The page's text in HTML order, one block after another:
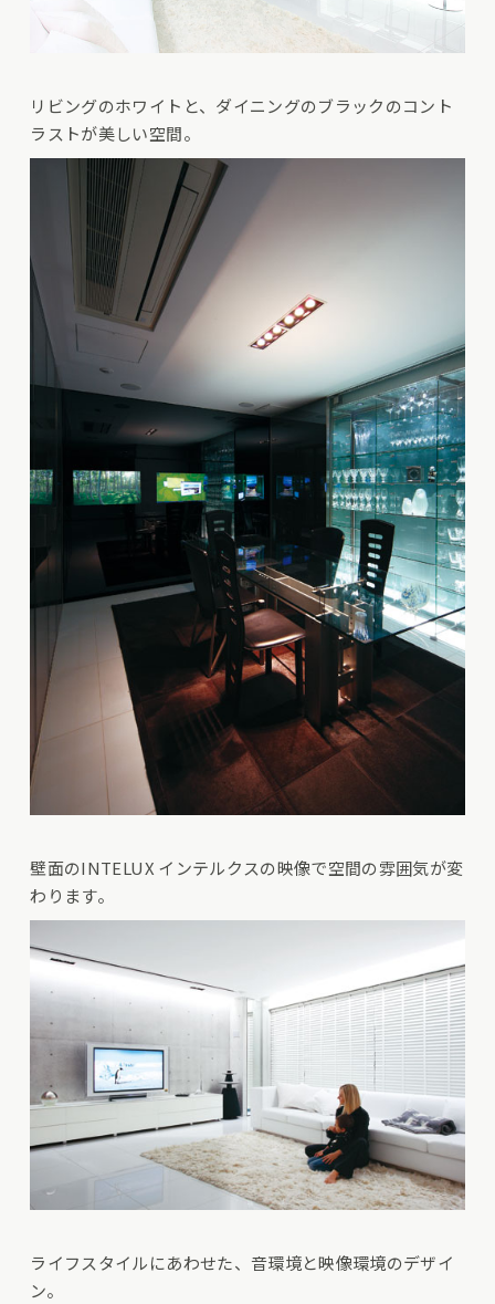
リビングのホワイトと、ダイニングのブラックのコント
ラストが美しい空間。
壁面のINTELUX インテルクスの映像で空間の雰囲気が変
わります。
ライフスタイルにあわせた、音環境と映像環境のデザイ
ン。